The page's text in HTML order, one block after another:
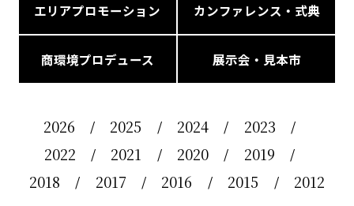
エリアプロモーション カンファレンス・式典
商環境プロデュース 展示会・見本市
2026 2025 2024
2023
2022
2021 2020
2019
2018
2017 2016 2015 2012